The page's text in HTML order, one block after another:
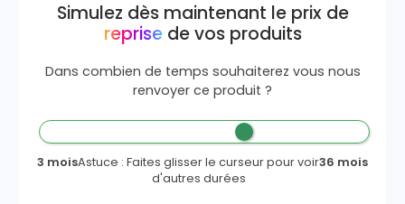
Simulez dès maintenant le prix de
reprisede vos produits
Dans combien de temps souhaiterez vous nous
renvoyer ce produit ?
3 moisAstuce : Faites glisser le curseur pour voir
d'autres durées
36 mois